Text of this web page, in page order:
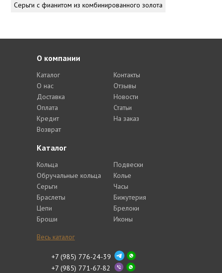
Серьги с фианитом из комбинированного золота
Каталог
Кольца
Обручальные кольца
Серьги
Браслеты
Цепи
Броши
Подвески
Колье
Часы
Бижутерия
Брелоки
Иконы
Весь каталог
О компании
Каталог
О нас
Доставка
Оплата
Кредит
Возврат
Контакты
Отзывы
Новости
Статьи
На заказ
+7 (985) 776-24-39
+7 (985) 771-67-82